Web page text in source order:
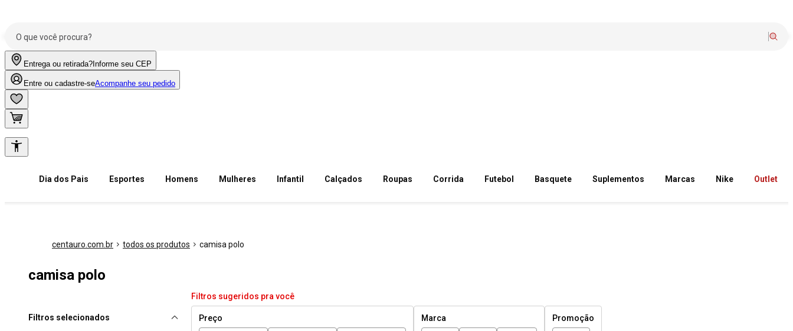
Entrega ou retirada? Informe seu CEP
Entre ou cadastre-seAcompanhe seu pedido
Dia dos Pais Esportes Homens Mulheres Infantil Calçados Roupas Corrida Futebol Basquete Suplementos Marcas Nike Outlet
centauro.com.br todos os produtos camisa polo
camisa polo
Filtros selecionados
Filtros sugeridos pra você
Preço
Marca
Promoção